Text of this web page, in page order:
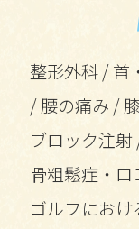
整形外科/首
/腰の痛み /
ブロック注射
骨粗鬆症・ロ
ゴルフにお